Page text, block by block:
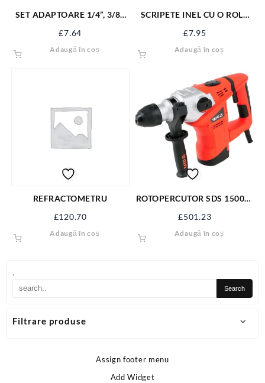
.
Filtrare produse
SET ADAPTOARE 1/4”, 3/8”,
£7.64
Adaugă în coș
SCRIPETE INEL CU O ROLA
£7.95
Adaugă în coș
REFRACTOMETRU
£120.70
Adaugă în coș
ROTOPERCUTOR SDS 1500W
£501.23
Adaugă în coș
Assign footer menu
Add Widget